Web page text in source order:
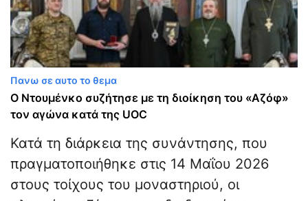
Πανω σε αυτο το θεμα
Ο Ντουμένκο συζήτησε με τη διοίκηση του «Αζόφ»
τον αγώνα κατά της UOC
Κατά τη διάρκεια της συνάντησης, που
πραγματοποιήθηκε στις 14 Μαΐου 2026
στους τοίχους του μοναστηριού, οι